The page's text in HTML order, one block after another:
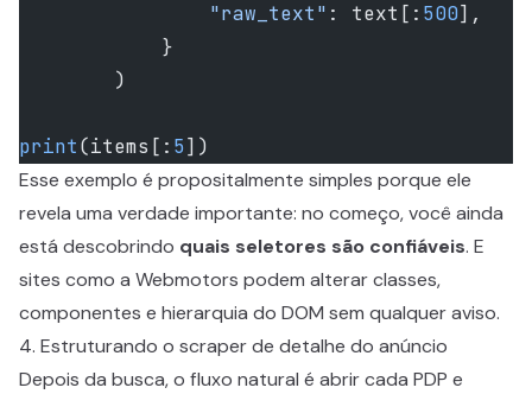
                "raw_text"
: text[: 500],
            }
        )
print(items[: 5])
Esse exemplo é propositalmente simples porque ele
revela uma verdade importante: no começo, você ainda
está descobrindo quais seletores são confiáveis. E
sites como a Webmotors podem alterar classes,
componentes e hierarquia do DOM sem qualquer aviso.
4. Estruturando o scraper de detalhe do anúncio
Depois da busca, o fluxo natural é abrir cada PDP e